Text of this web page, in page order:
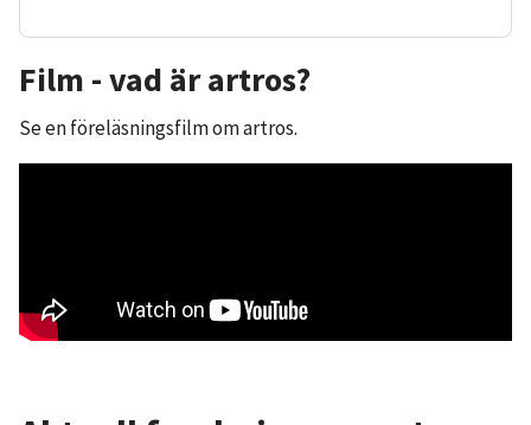
Film - vad är artros?
Se en föreläsningsfilm om artros.